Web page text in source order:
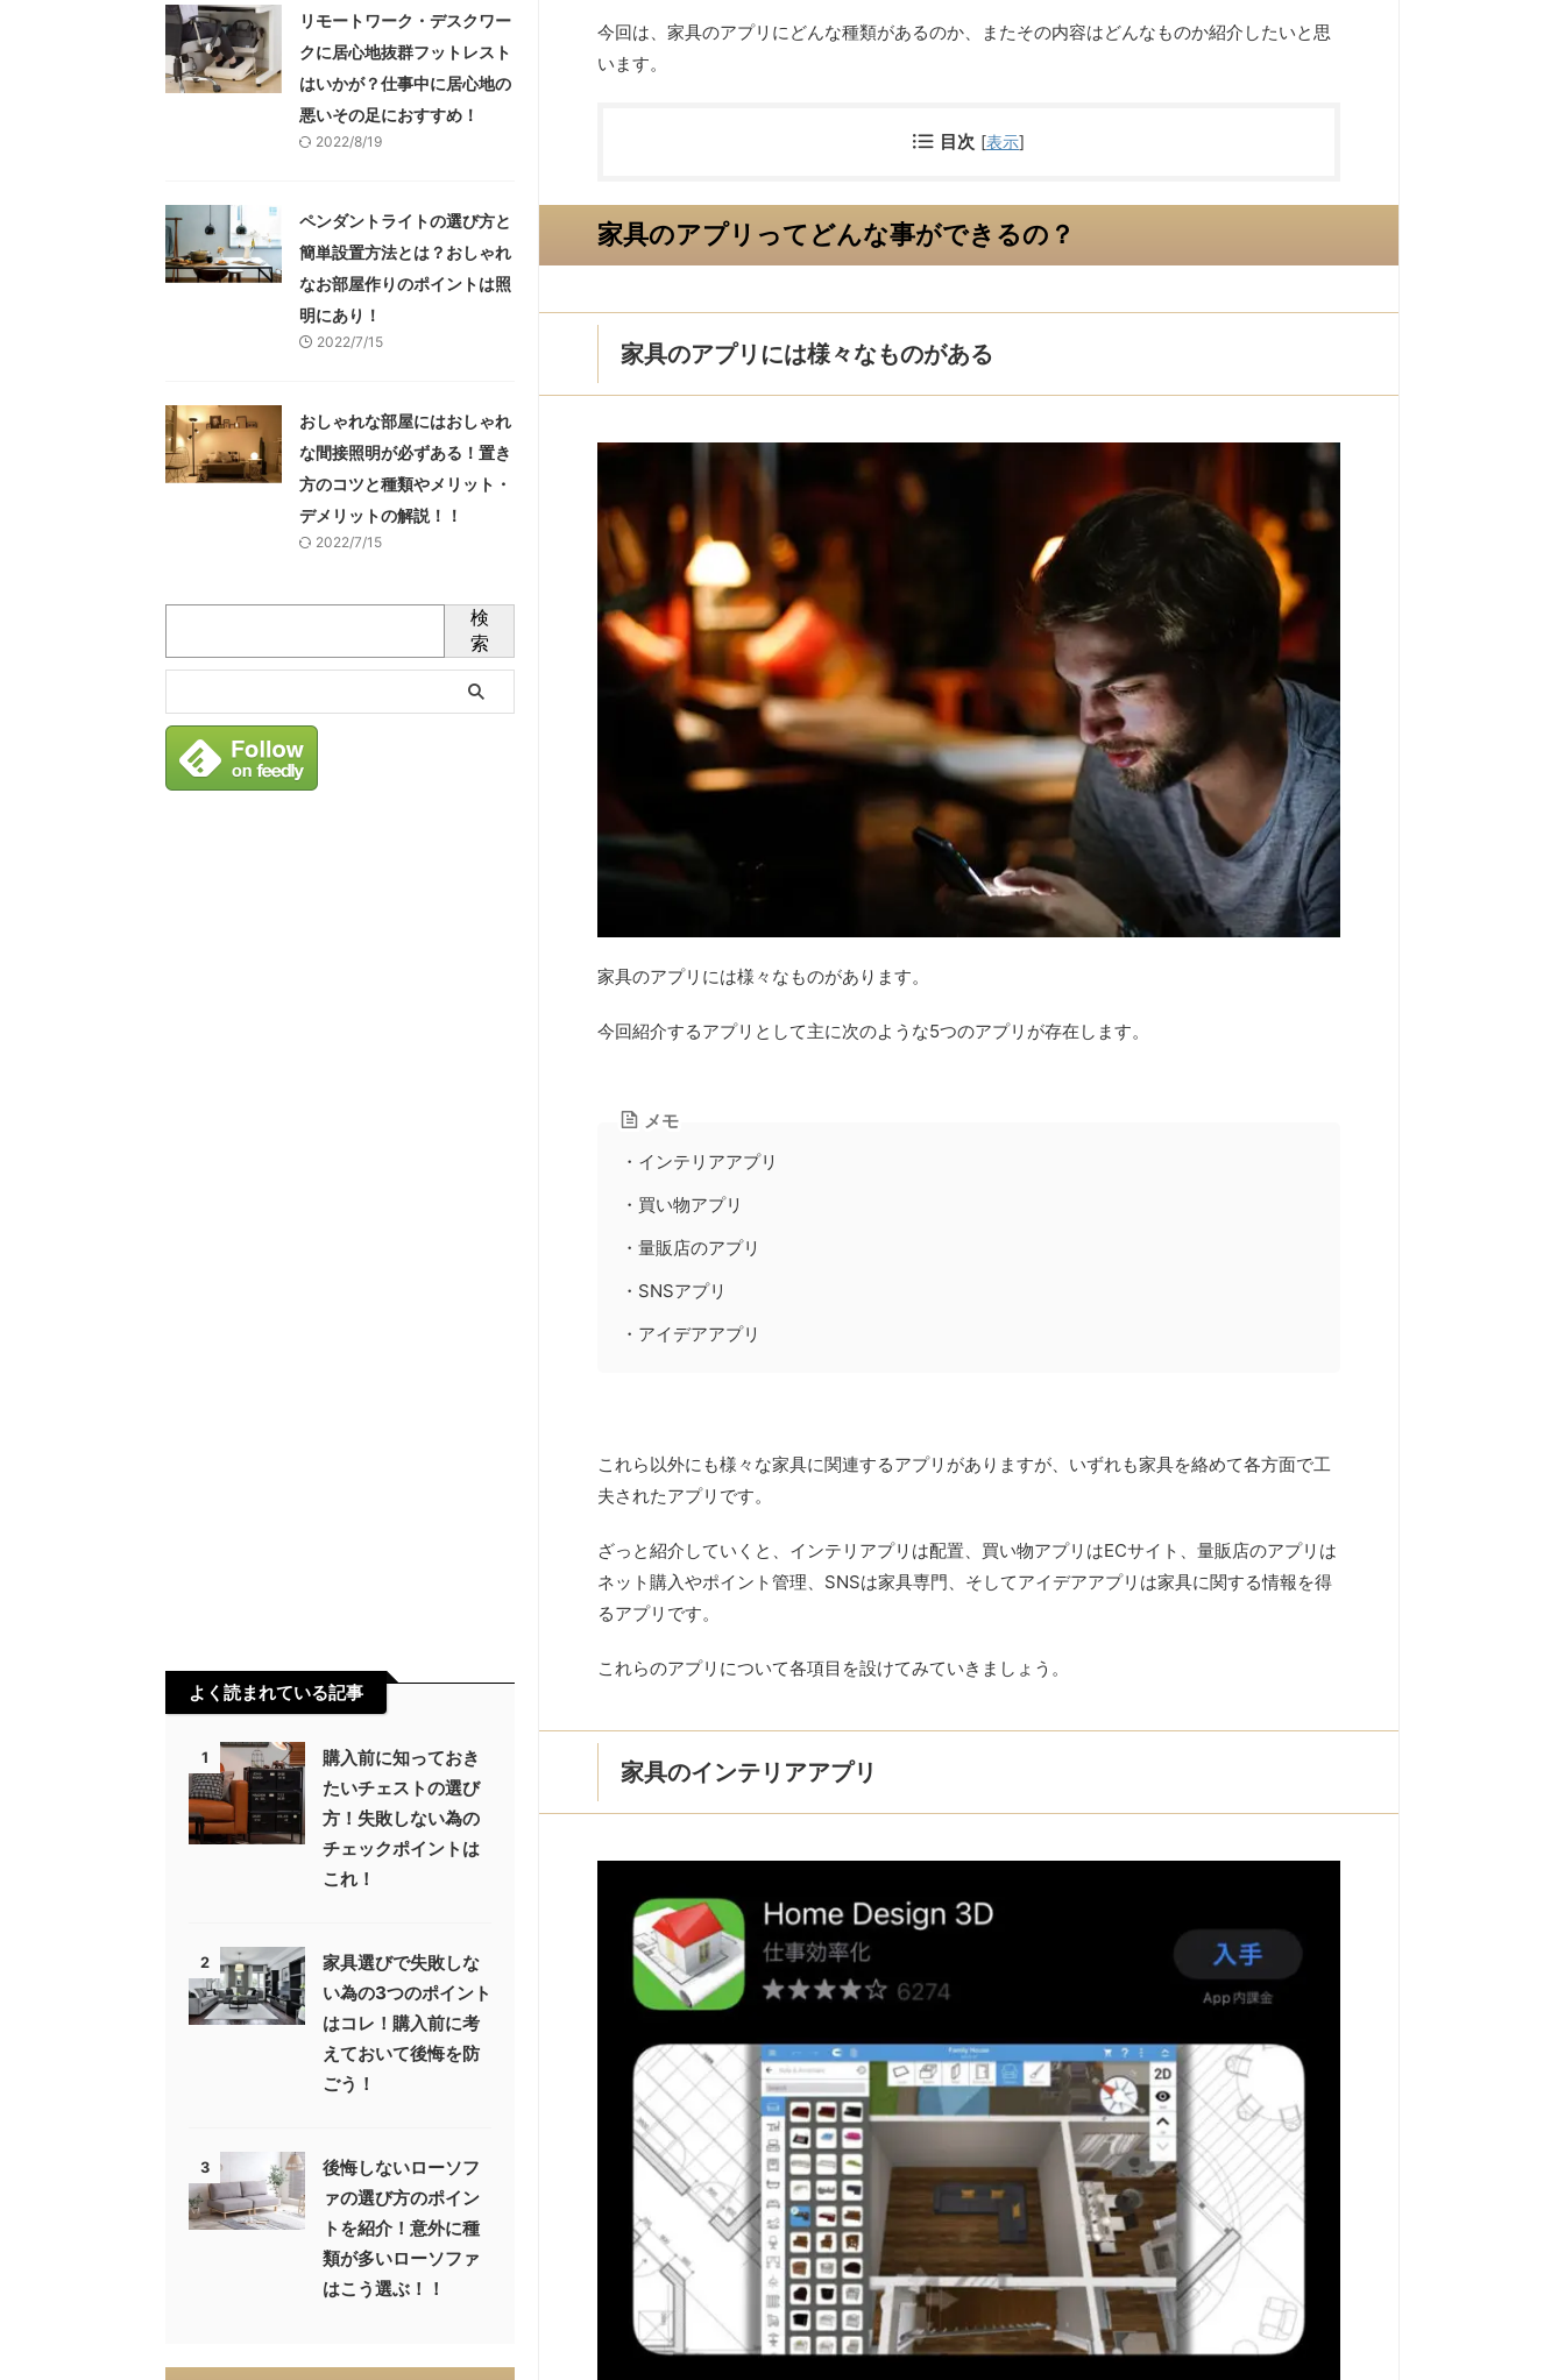
今回は、家具のアプリにどんな種類があるのか、またその内容はどんなものか紹介したいと思
います。
目次 [表示]
家具のアプリってどんな事ができるの？
家具のアプリには様々なものがある
家具のアプリには様々なものがあります。
今回紹介するアプリとして主に次のような5つのアプリが存在します。
メモ
・インテリアアプリ
・買い物アプリ
・量販店のアプリ
・SNSアプリ
・アイデアアプリ
これら以外にも様々な家具に関連するアプリがありますが、いずれも家具を絡めて各方面で工
夫されたアプリです。
ざっと紹介していくと、インテリアプリは配置、買い物アプリはECサイト、量販店のアプリは
ネット購入やポイント管理、SNSは家具専門、そしてアイデアアプリは家具に関する情報を得
るアプリです。
これらのアプリについて各項目を設けてみていきましょう。
家具のインテリアアプリ
リモートワーク・デスクワー
クに居心地抜群フットレスト
はいかが？仕事中に居心地の
悪いその足におすすめ！
2022/8/19
ペンダントライトの選び方と
簡単設置方法とは？おしゃれ
なお部屋作りのポイントは照
明にあり！
2022/7/15
おしゃれな部屋にはおしゃれ
な間接照明が必ずある！置き
方のコツと種類やメリット・
デメリットの解説！！
2022/7/15
検
索
よく読まれている記事
1
購入前に知っておき
たいチェストの選び
方！失敗しない為の
チェックポイントは
これ！
2
家具選びで失敗しな
い為の3つのポイント
はコレ！購入前に考
えておいて後悔を防
ごう！
3
後悔しないローソフ
ァの選び方のポイン
トを紹介！意外に種
類が多いローソファ
はこう選ぶ！！